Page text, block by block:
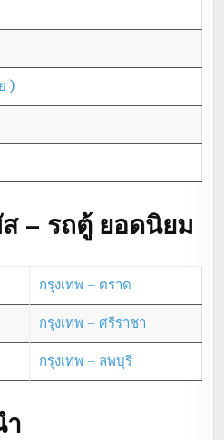
)
– รถตู้ ยอดนิยม
กรุงเทพ – ตราด
กรุงเทพ – ศรีราชา
กรุงเทพ – ลพบุรี